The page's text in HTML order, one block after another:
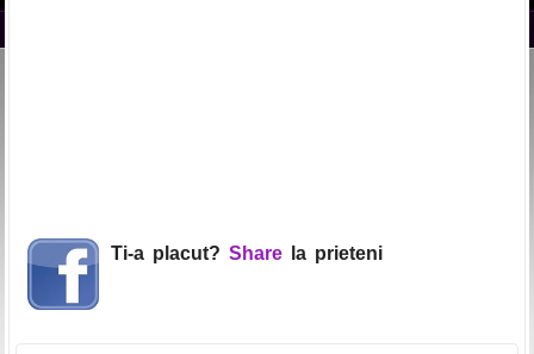
Ti-a placut? Share la prieteni